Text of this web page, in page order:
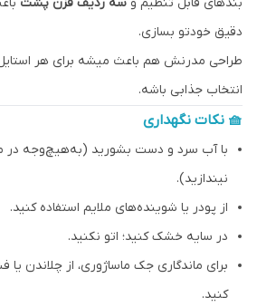
بندهای قابل تنظیم و سه ردیف قزن پشت
دقیق خودتو بسازی.
طراحی مدرنش هم باعث میشه برای هر
انتخاب جذابی باشه.
🧺 نکات نگهداری
با آب سرد و دست بشورید (به‌هیچ‌وجه در
نیندازید).
از پودر یا شوینده‌های ملایم استفاده کنید.
در سایه خشک کنید؛ اتو نکنید.
برای ماندگاری جک ماساژوری، از چلاندن
کنید.